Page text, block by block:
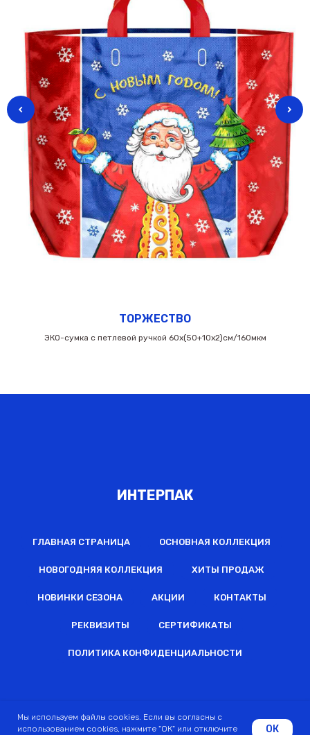
ТОРЖЕСТВО
ЭКО-сумка с петлевой ручкой 60х(50+10х2)см/160мкм
ИНТЕРПАК
ГЛАВНАЯ СТРАНИЦА ОСНОВНАЯ КОЛЛЕКЦИЯ
НОВОГОДНЯЯ КОЛЛЕКЦИЯ ХИТЫ ПРОДАЖ
НОВИНКИ СЕЗОНА АКЦИИ КОНТАКТЫ
РЕКВИЗИТЫ СЕРТИФИКАТЫ
ПОЛИТИКА КОНФИДЕНЦИАЛЬНОСТИ
Мы используем файлы cookies. Если вы согласны с
использованием cookies, нажмите "ОК" или отключите
ОК